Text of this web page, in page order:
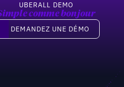
UBERALL DEMO
comme bonjour
une démo
DEMANDEZ UNE DÉMO